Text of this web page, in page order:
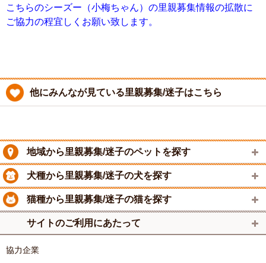
こちらのシーズー（小梅ちゃん）の里親募集情報の拡散に
ご協力の程宜しくお願い致します。
他にみんなが見ている里親募集/迷子はこちら
地域から里親募集/迷子のペットを探す
犬種から里親募集/迷子の犬を探す
猫種から里親募集/迷子の猫を探す
サイトのご利用にあたって
協力企業